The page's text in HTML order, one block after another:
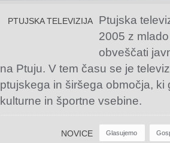
PTUJSKA TELEVIZIJA
Ptujska
2005 z
obveščati
na Ptuju. V tem času se je
ptujskega in širšega območja,
kulturne in športne vsebine.
NOVICE Glasujemo